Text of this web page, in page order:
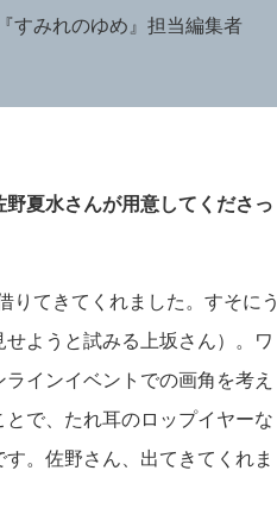
すみれのゆめ』担当編集者
夏水さんが用意してくださっ
りてきてくれました。すそにう
ようと試みる上坂さん）。ワ
インイベントでの画角を考え
で、たれ耳のロップイヤーな
。佐野さん、出てきてくれま